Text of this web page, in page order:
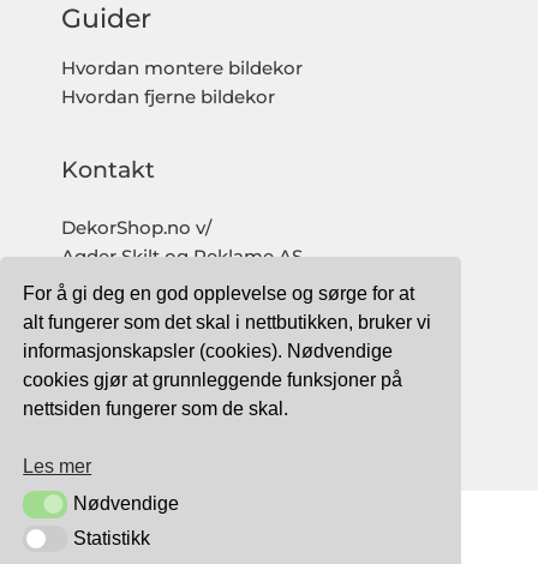
For å gi deg en god opplevelse og sørge for at
alt fungerer som det skal i nettbutikken, bruker vi
informasjonskapsler (cookies). Nødvendige
cookies gjør at grunnleggende funksjoner på
nettsiden fungerer som de skal.
Les mer
NødvendigeNødvendige
StatistikkStatistikk
Guider
Hvordan montere bildekor
Hvordan fjerne bildekor
Kontakt
DekorShop.no v/
Agder Skilt og Reklame AS
Org. nr: 997 633 016 MVA
salg@dekorshop.no
Tlf: 959 32 123
09.00 - 16.00
TRYGG BETALING MED: